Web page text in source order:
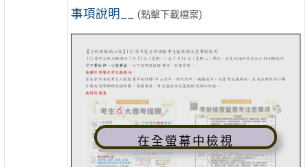
事項說明__
(點擊下載檔案)
在全螢幕中檢視